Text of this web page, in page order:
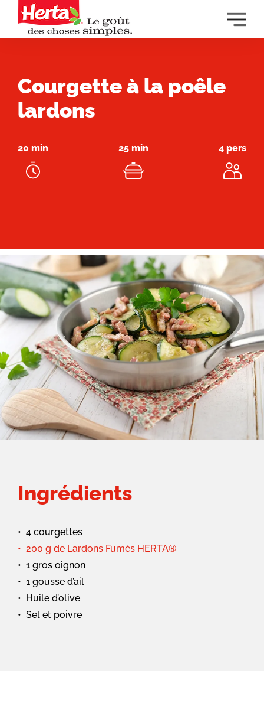
Courgette à la poêle
lardons
20 min 25 min 4 pers
Ingrédients
4 courgettes
200 g de Lardons Fumés HERTA®
1 gros oignon
1 gousse d’ail
Huile d’olive
Sel et poivre